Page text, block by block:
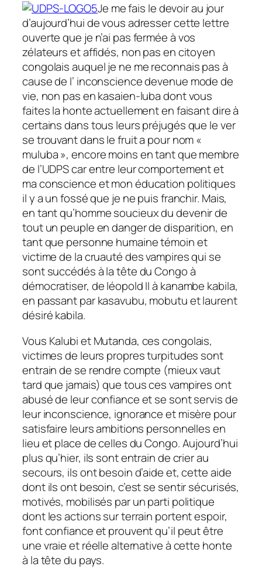
Je me fais le devoir au jour
d’aujourd’hui de vous adresser cette lettre
ouverte que je n’ai pas fermée à vos
zélateurs et affidés, non pas en citoyen
congolais auquel je ne me reconnais pas à
cause de l’ inconscience devenue mode de
vie, non pas en kasaien-luba dont vous
faites la honte actuellement en faisant dire à
certains dans tous leurs préjugés que le ver
se trouvant dans le fruit a pour nom «
muluba », encore moins en tant que membre
de l’UDPS car entre leur comportement et
ma conscience et mon éducation politiques
il y a un fossé que je ne puis franchir. Mais,
en tant qu’homme soucieux du devenir de
tout un peuple en danger de disparition, en
tant que personne humaine témoin et
victime de la cruauté des vampires qui se
sont succédés à la tête du Congo à
démocratiser, de léopold II à kanambe kabila,
en passant par kasavubu, mobutu et laurent
désiré kabila.
Vous Kalubi et Mutanda, ces congolais,
victimes de leurs propres turpitudes sont
entrain de se rendre compte (mieux vaut
tard que jamais) que tous ces vampires ont
abusé de leur confiance et se sont servis de
leur inconscience, ignorance et misère pour
satisfaire leurs ambitions personnelles en
lieu et place de celles du Congo. Aujourd’hui
plus qu’hier, ils sont entrain de crier au
secours, ils ont besoin d’aide et, cette aide
dont ils ont besoin, c’est se sentir sécurisés,
motivés, mobilisés par un parti politique
dont les actions sur terrain portent espoir,
font confiance et prouvent qu’il peut être
une vraie et réelle alternative à cette honte
à la tête du pays.